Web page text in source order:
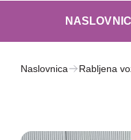
Naslovnica Rabljena